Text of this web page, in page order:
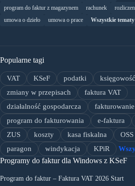
program do faktur z magazynem
rachunek
umowa o dzieło
umowa o prace Wszystkie
Popularne tagi
VAT KSeF podatki
księgowość
zmiany w przepisach
faktura VAT
działalność gospodarcza
fakturowanie
program do fakturowania
e-faktura
ZUS
koszty kasa fiskalna OSS
paragon
windykacja KPiR
Programy do faktur dla Windows z KSeF
Program do faktur – Faktura VAT 2026 Start